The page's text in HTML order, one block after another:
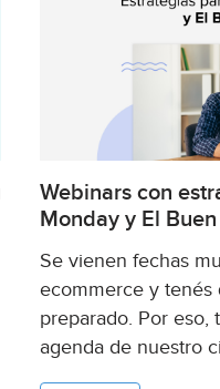
Webinars con
Monday y El
Se vienen fechas
ecommerce y tenés
preparado. Por eso,
agenda de nuestro